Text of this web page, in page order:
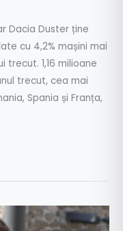
Dacia Duster ține
cu 4,2% mașini mai
1,16 milioane
trecut, cea mai
Spania și Franța,